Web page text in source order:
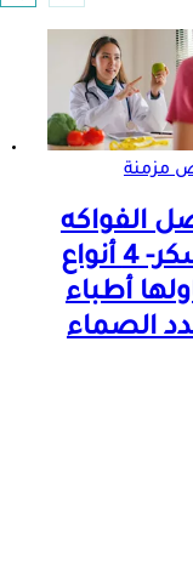
مزمنة
الفواكه
للسكر- 4 أنواع
أطباء
الصماء